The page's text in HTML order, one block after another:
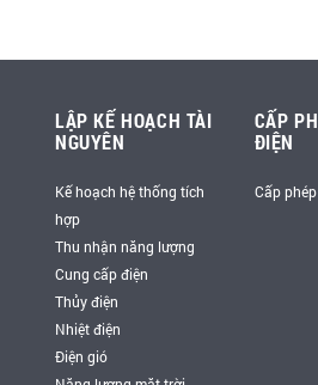
LẬP KẾ HOẠCH TÀI
NGUYÊN
Kế hoạch hệ thống tích
hợp
Thu nhận năng lượng
Cung cấp điện
Thủy điện
Nhiệt điện
Điện gió
CẤP
ĐIỆN
Cấp